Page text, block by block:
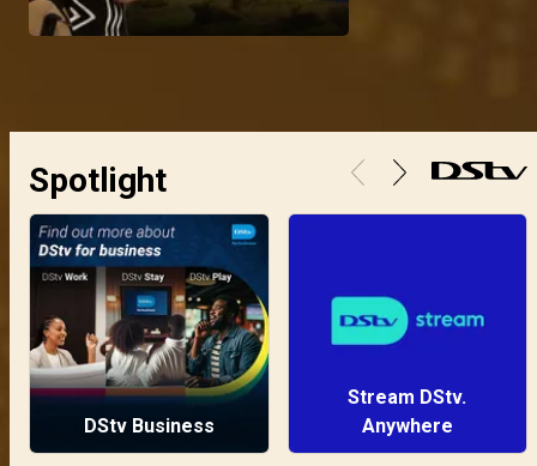
Spotlight
DStv Business
Stream DStv.
Anywhere